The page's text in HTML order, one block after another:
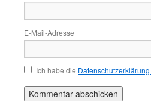
E-Mail-Adresse
Ich habe die Datenschutzerklärung